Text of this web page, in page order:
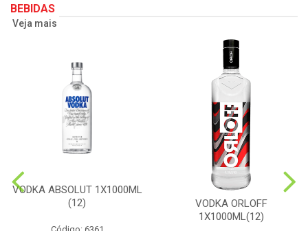
BEBIDAS
Veja mais
VODKA ABSOLUT 1X1000ML
(12)
VODKA ORLOFF
1X1000ML(12)